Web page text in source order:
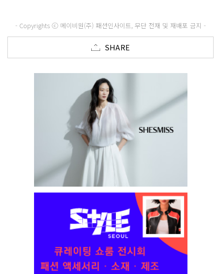
- Copyrights ⓒ 메이비원(주) 패션인사이트, 무단 전재 및 재배포 금지 -
SHARE